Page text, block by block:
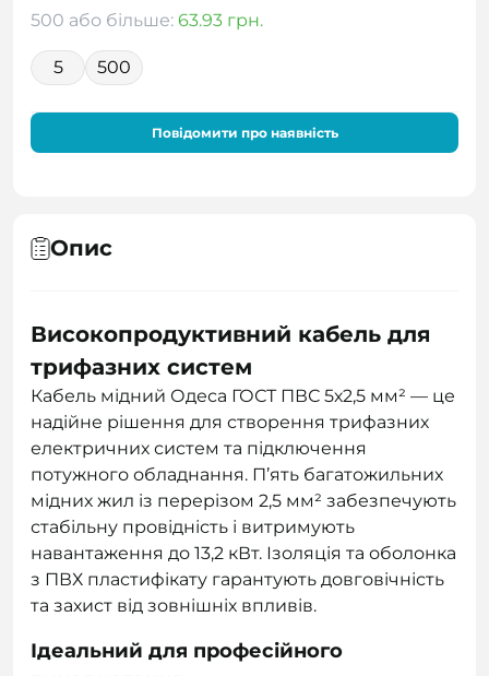
500 або більше: 63.93 грн.
5 500
Повідомити про наявність
Опис
Високопродуктивний кабель для
трифазних систем
Кабель мідний Одеса ГОСТ ПВС 5х2,5 мм² — це
надійне рішення для створення трифазних
електричних систем та підключення
потужного обладнання. П’ять багатожильних
мідних жил із перерізом 2,5 мм² забезпечують
стабільну провідність і витримують
навантаження до 13,2 кВт. Ізоляція та оболонка
з ПВХ пластифікату гарантують довговічність
та захист від зовнішніх впливів.
Ідеальний для професійного